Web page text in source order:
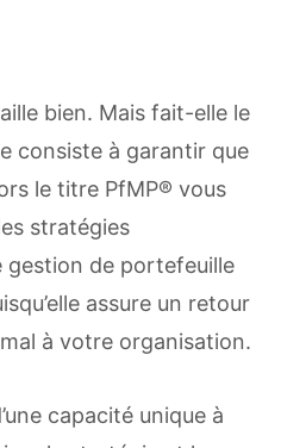
bien. Mais fait-elle le
consiste à garantir que
le titre PfMP® vous
stratégies
gestion de portefeuille
assure un retour
à votre organisation.
capacité unique à